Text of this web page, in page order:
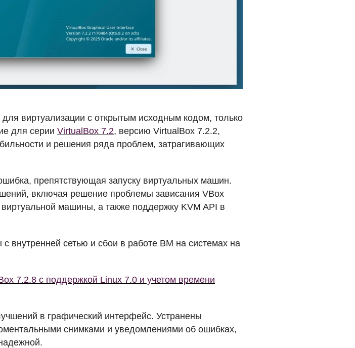
виртуализации с открытым исходным кодом, только
для серии VirtualBox 7.2, версию VirtualBox 7.2.2,
и решения ряда проблем, затрагивающих
препятствующая запуску виртуальных машин.
включая решение проблемы зависания VBox
машины, а также поддержку KVM API в
внутренней сетью и сбои в работе ВМ на системах на
7.2.8 с поддержкой Linux 7.0 и учетом времени
в графический интерфейс. Устранены
снимками и уведомлениями об ошибках,